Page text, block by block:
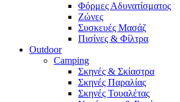
Φόρμες Αδυνατίσματος
Ζώνες
Συσκευές Μασάζ
Πισίνες & Φίλτρα
Outdoor
Camping
Σκηνές & Σκίαστρα
Σκηνές Παραλίας
Σκηνές Τουαλέτας